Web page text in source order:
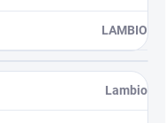
LAMBIO
Lambio